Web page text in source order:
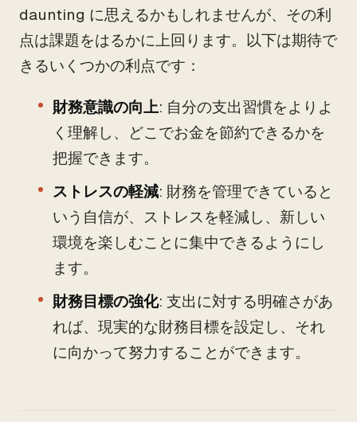
daunting に思えるかもしれませんが、その利
点は課題をはるかに上回ります。以下は期待で
きるいくつかの利点です：
財務意識の向上: 自分の支出習慣をよりよ
く理解し、どこでお金を節約できるかを
把握できます。
ストレスの軽減: 財務を管理できていると
いう自信が、ストレスを軽減し、新しい
環境を楽しむことに集中できるようにし
ます。
財務目標の強化: 支出に対する明確さがあ
れば、現実的な財務目標を設定し、それ
に向かって努力することができます。